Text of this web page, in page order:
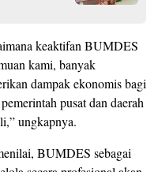
keaktifan BUMDES
kami, banyak
dampak ekonomis bagi
pusat dan daerah
ungkapnya.
BUMDES sebagai